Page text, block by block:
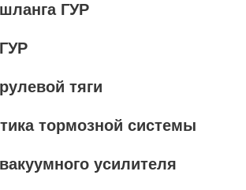
ГУР
тяги
тормозной системы
усилителя